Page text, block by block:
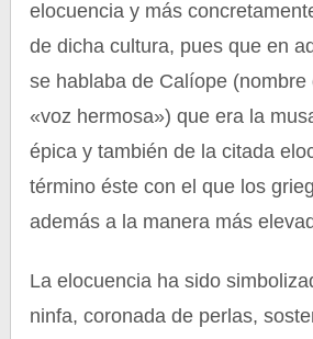
elocuencia y más
de dicha cultura, pues que en
se hablaba de Calíope (nombre
«voz hermosa») que era la
épica y también de la citada
término éste con el que los
además a la manera más
La elocuencia ha sido
ninfa, coronada de perlas,